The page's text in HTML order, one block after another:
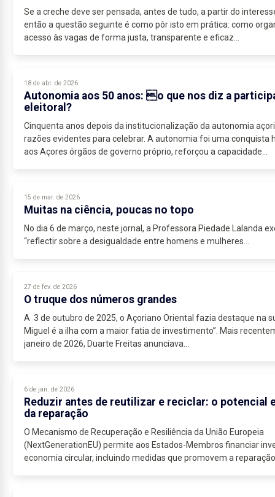
Se a creche deve ser pensada, antes de tudo, a partir do
então a questão seguinte é como pôr isto em prática: como
acesso às vagas de forma justa, transparente e eficaz...
18 de abr. de 2026
Autonomia aos 50 anos: o que nos diz a
eleitoral?
Cinquenta anos depois da institucionalização da autonomia
razões evidentes para celebrar. A autonomia foi uma conquista
aos Açores órgãos de governo próprio, reforçou a capacidade...
15 de mar. de 2026
Muitas na ciência, poucas no topo
No dia 6 de março, neste jornal, a Professora Piedade Lalanda
“reflectir sobre a desigualdade entre homens e mulheres...
27 de fev. de 2026
O truque dos números grandes
A 3 de outubro de 2025, o Açoriano Oriental fazia destaque na
Miguel é a ilha com a maior fatia de investimento”. Mais
janeiro de 2026, Duarte Freitas anunciava...
6 de jan. de 2026
Reduzir antes de reutilizar e reciclar: o potencial
da reparação
O Mecanismo de Recuperação e Resiliência da União Europeia
(NextGenerationEU) permite aos Estados-Membros financiar
economia circular, incluindo medidas que promovem a